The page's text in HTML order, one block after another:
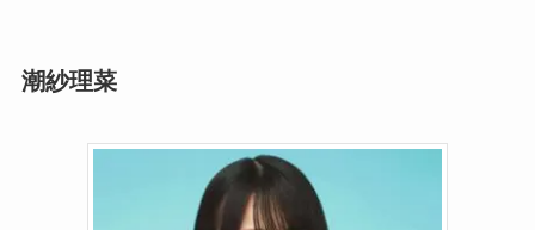
潮紗理菜